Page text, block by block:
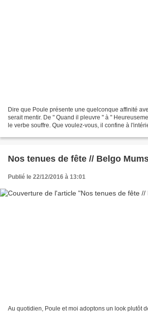
Dire que Poule présente une quelconque affinité
serait mentir. De " Quand il pleuvre " à "
le verbe souffre. Que voulez-vous, il confine à
Nos tenues de fête // Belgo
Publié le 22/12/2016 à 13:01
Au quotidien, Poule et moi adoptons un look plutôt